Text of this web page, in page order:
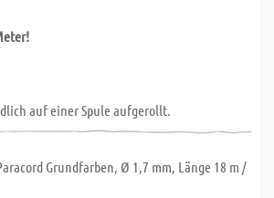
auf einer Spule aufgerollt.
Grundfarben, Ø 1,7 mm, Länge 18 m /